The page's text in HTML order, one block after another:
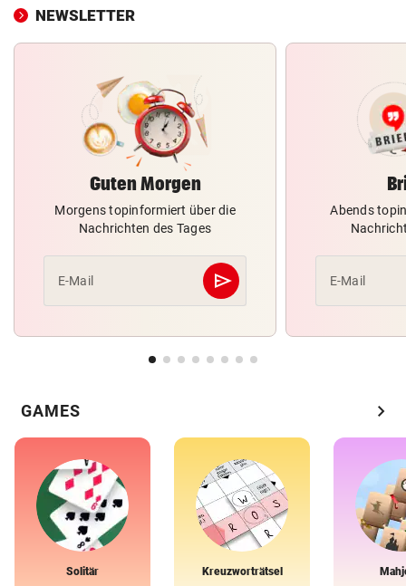
NEWSLETTER
Guten Morgen
Morgens topinformiert über die
Nachrichten des Tages
E-Mail send
Abschicken
Abends
E-Mail
GAMES chevron_right
Solitär Kreuzworträtsel